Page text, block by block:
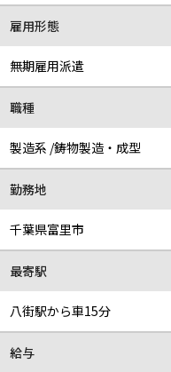
雇用形態
無期雇用派遣
職種
製造系 /鋳物製造・成型
勤務地
千葉県富里市
最寄駅
八街駅から車15分
給与